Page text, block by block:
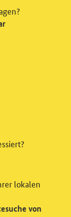
oder
für
Wir
um
Zusätzlich
lokalen
von